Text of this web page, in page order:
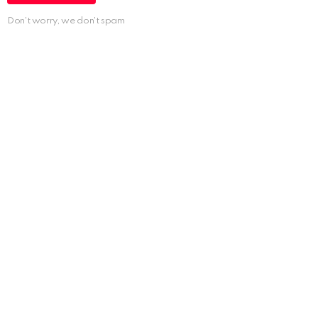
Don't worry, we don't spam